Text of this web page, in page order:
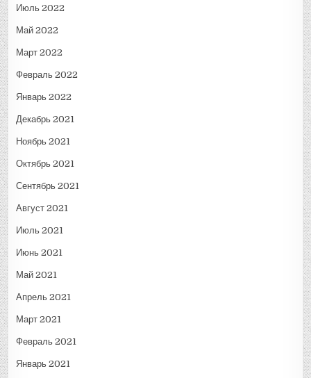
Июль 2022
Май 2022
Март 2022
Февраль 2022
Январь 2022
Декабрь 2021
Ноябрь 2021
Октябрь 2021
Сентябрь 2021
Август 2021
Июль 2021
Июнь 2021
Май 2021
Апрель 2021
Март 2021
Февраль 2021
Январь 2021